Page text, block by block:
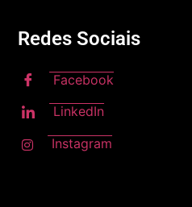
Redes Sociais
Facebook
LinkedIn
Instagram